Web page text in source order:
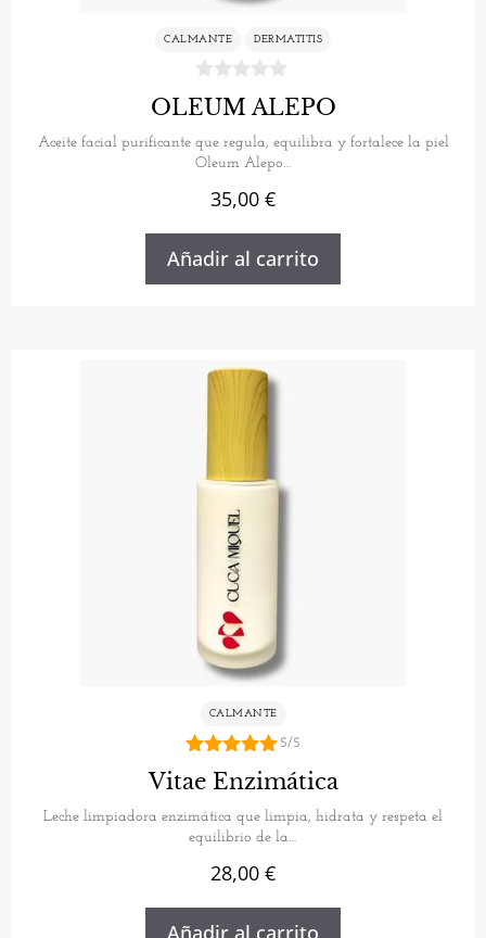
CALMANTE DERMATITIS
OLEUM ALEPO
Aceite facial purificante que regula, equilibra y fortalece la piel
Oleum Alepo…
35,00 €
Añadir al carrito
CALMANTE
5.00
de 5
5/5
Vitae Enzimática
Leche limpiadora enzimática que limpia, hidrata y respeta el
equilibrio de la…
28,00 €
Añadir al carrito